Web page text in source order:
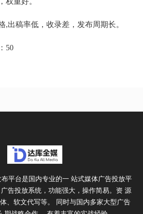
,出稿率低，收录差，发布周期长。
50
平台是国内专业的一 站式媒体广告投放平
告投放系统，功能强大，操作简易。资 源
、软文代写等。 同时与国内多家大型广告